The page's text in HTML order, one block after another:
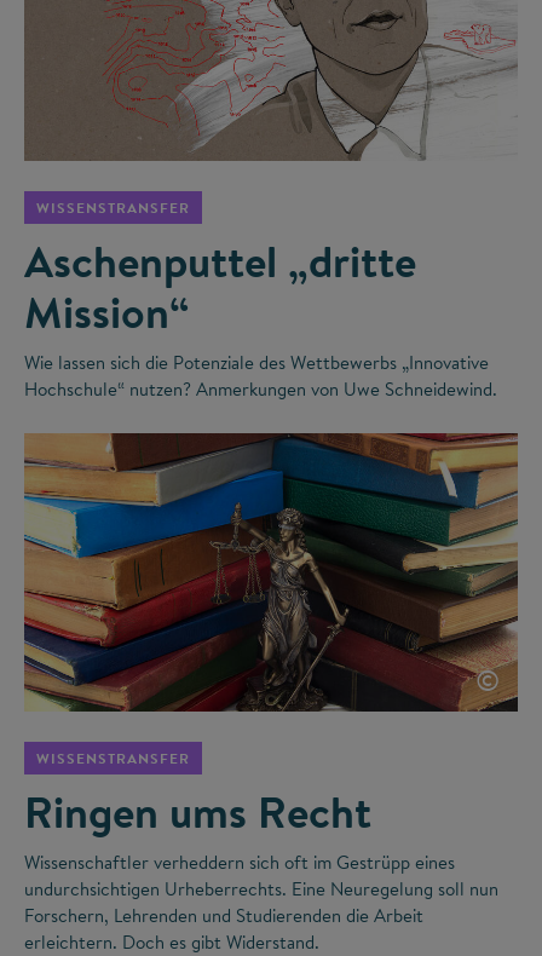
WISSENSTRANSFER
Aschenputtel „dritte
Mission“
Wie lassen sich die Potenziale des Wettbewerbs „Innovative
Hochschule“ nutzen? Anmerkungen von Uwe Schneidewind.
©
WISSENSTRANSFER
Ringen ums Recht
Wissenschaftler verheddern sich oft im Gestrüpp eines
undurchsichtigen Urheberrechts. Eine Neuregelung soll nun
Forschern, Lehrenden und Studierenden die Arbeit
erleichtern. Doch es gibt Widerstand.